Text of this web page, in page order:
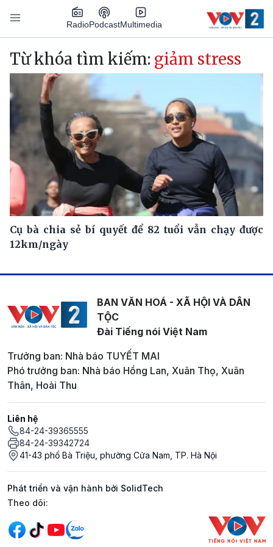
Nhảy đến nội dung
RadioPodcastMultimedia
Main navigation
Từ khóa tìm kiếm: giảm stress
Cụ bà chia sẻ bí quyết để 82 tuổi vẫn chạy được
12km/ngày
BAN VĂN HOÁ - XÃ HỘI VÀ DÂN
TỘC
Đài Tiếng nói Việt Nam
Trưởng ban: Nhà báo TUYẾT MAI
Phó trưởng ban: Nhà báo Hồng Lan, Xuân Thọ, Xuân
Thân, Hoài Thu
Liên hệ
84-24-39365555
84-24-39342724
41-43 phố Bà Triệu, phường Cửa Nam, TP. Hà Nội
Phát triển và vận hành bởi SolidTech
Mạng xã hội
Theo dõi: